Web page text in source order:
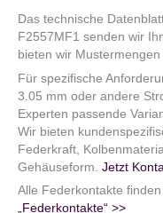
Das technische
F2557MF1 senden wir
bieten wir
Für spezifische
3.05 mm oder andere
Experten passende
Wir bieten
Federkraft,
Gehäuseform. Jetzt
Alle Federkontakte
„Federkontakte“ >>